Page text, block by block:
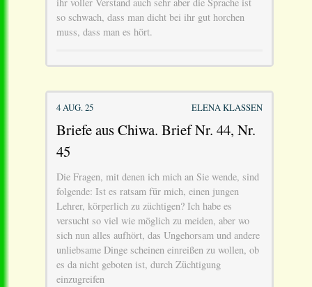
ihr voller Verstand auch sehr aber die Sprache ist
so schwach, dass man dicht bei ihr gut horchen
muss, dass man es hört.
4 AUG. 25 ELENA KLASSEN
Briefe aus Chiwa. Brief Nr. 44, Nr.
45
Die Fragen, mit denen ich mich an Sie wende, sind
folgende: Ist es ratsam für mich, einen jungen
Lehrer, körperlich zu züchtigen? Ich habe es
versucht so viel wie möglich zu meiden, aber wo
sich nun alles aufhört, das Ungehorsam und andere
unliebsame Dinge scheinen einreißen zu wollen, ob
es da nicht geboten ist, durch Züchtigung
einzugreifen